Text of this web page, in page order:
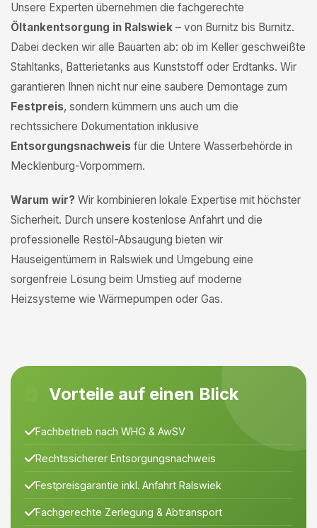
Unsere Experten übernehmen die fachgerechte
Öltankentsorgung in Ralswiek – von Burnitz bis Burnitz.
Dabei decken wir alle Bauarten ab: ob im Keller geschweißte
Stahltanks, Batterietanks aus Kunststoff oder Erdtanks. Wir
garantieren Ihnen nicht nur eine saubere Demontage zum
Festpreis, sondern kümmern uns auch um die
rechtssichere Dokumentation inklusive
Entsorgungsnachweis für die Untere Wasserbehörde in
Mecklenburg-Vorpommern.
Warum wir? Wir kombinieren lokale Expertise mit höchster
Sicherheit. Durch unsere kostenlose Anfahrt und die
professionelle Restöl-Absaugung bieten wir
Hauseigentümern in Ralswiek und Umgebung eine
sorgenfreie Lösung beim Umstieg auf moderne
Heizsysteme wie Wärmepumpen oder Gas.
Vorteile auf einen Blick
Fachbetrieb nach WHG & AwSV
Rechtssicherer Entsorgungsnachweis
Festpreisgarantie inkl. Anfahrt Ralswiek
Fachgerechte Zerlegung & Abtransport